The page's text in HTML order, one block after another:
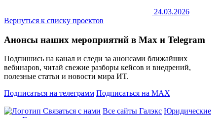
24.03.2026
Вернуться к списку проектов
Анонсы наших мероприятий в Max и Telegram
Подпишись на канал и следи за анонсами ближайших
вебинаров, читай свежие разборы кейсов и внедрений,
полезные статьи и новости мира ИТ.
Подписаться на телеграмм Подписаться на MAX
Связаться с нами Все сайты Галэкс Юридические